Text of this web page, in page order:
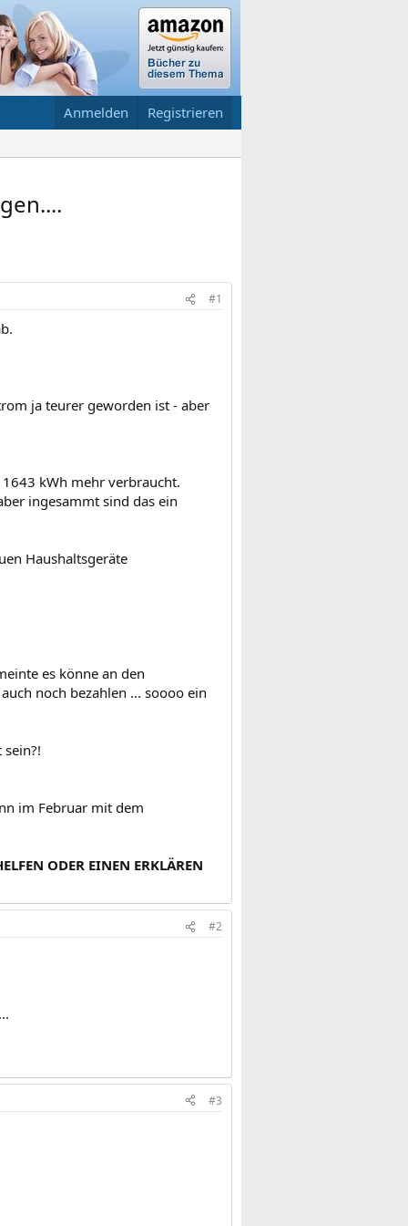
Anmelden Registrieren
#1
ja teurer geworden ist - aber
kWh mehr verbraucht.
ingesammt sind das ein
Haushaltsgeräte
es könne an den
noch bezahlen ... soooo ein
im Februar mit dem
ODER EINEN ERKLÄREN
#2
#3